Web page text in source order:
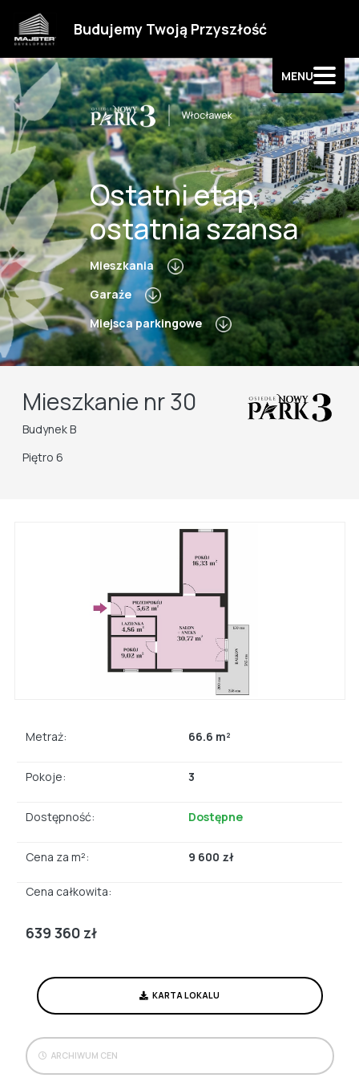
Budujemy Twoją Przyszłość
MENU
Kontakt
Ostatni etap,
ostatnia szansa
Mieszkania
Garaże
Miejsca parkingowe
Mieszkanie nr 30
Budynek B
Piętro 6
Metraż: 66.6 m²
Pokoje: 3
Dostępność: Dostępne
Cena za m²: 9 600 zł
Cena całkowita:
639 360 zł
KARTA LOKALU
ARCHIWUM CEN